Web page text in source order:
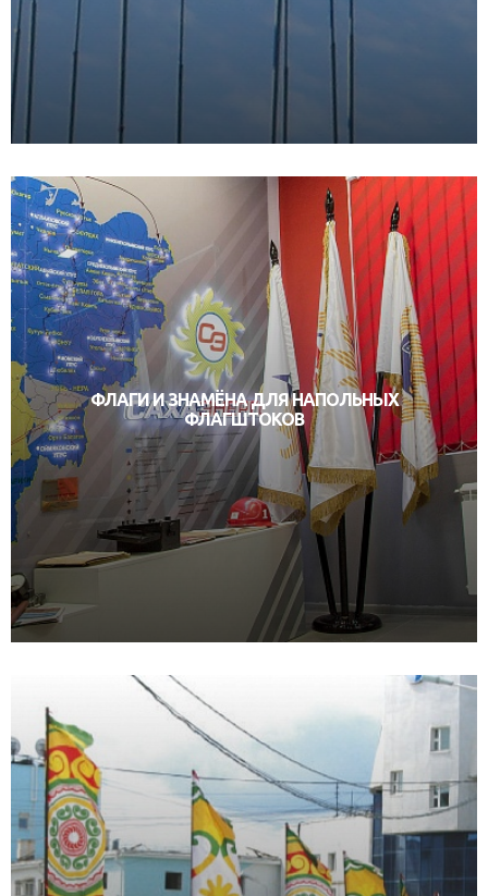
ФЛАГИ И ЗНАМЁНА ДЛЯ НАПОЛЬНЫХ
ФЛАГШТОКОВ